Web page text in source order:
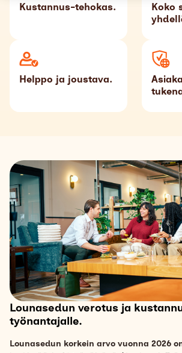
Kustannus-tehokas.
Koko
Helppo ja joustava.
Lounasedun verotus ja
työnantajalle.
Lounasedun korkein arvo vuonna 2026